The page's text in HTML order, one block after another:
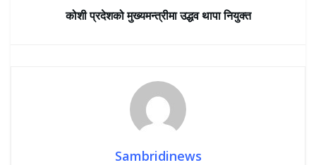
कोशी प्रदेशको मुख्यमन्त्रीमा उद्धव थापा नियुक्त
Sambridinews